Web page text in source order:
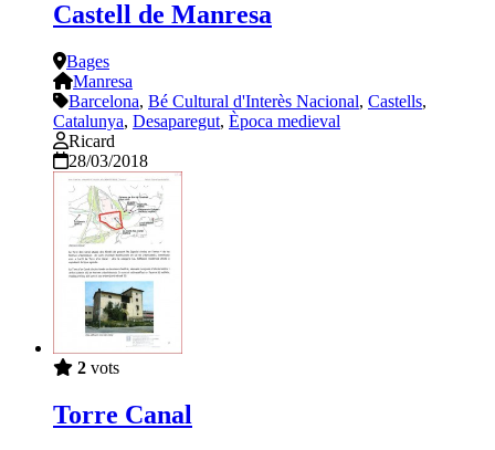
Castell de Manresa
Bages
Manresa
Barcelona, Bé Cultural d'Interès Nacional, Castells,
Catalunya, Desaparegut, Època medieval
Ricard
28/03/2018
2 vots
Torre Canal